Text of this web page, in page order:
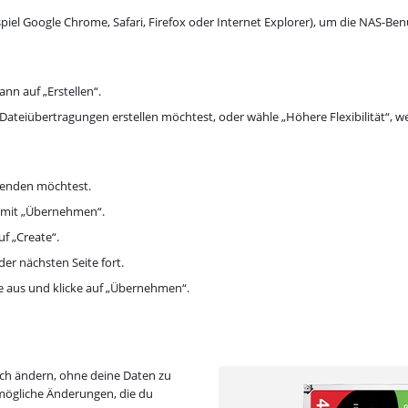
Google Chrome, Safari, Firefox oder Internet Explorer), um die NAS-
auf „Erstellen“.
erstellen möchtest, oder wähle „Höhere Flexibilität“,
möchtest.
„Übernehmen“.
„Create“.
nächsten Seite fort.
und klicke auf „Übernehmen“.
ändern, ohne deine Daten zu
Änderungen, die du